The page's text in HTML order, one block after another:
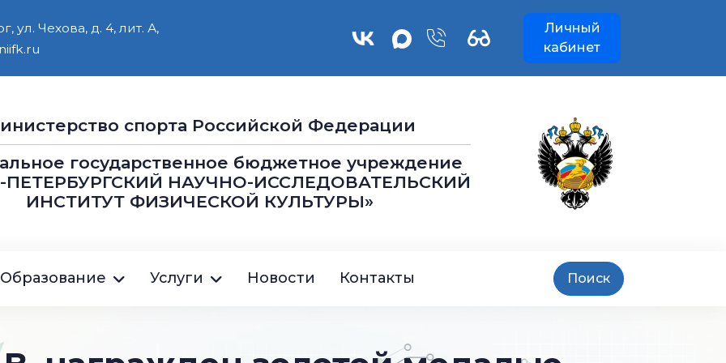
ул. Чехова, д. 4, лит. А,
Личный
кабинет
cпорта Российской Федерации
государственное бюджетное учреждение
ПЕТЕРБУРГСКИЙ НАУЧНО-ИССЛЕДОВАТЕЛЬСКИЙ
ИНСТИТУТ ФИЗИЧЕСКОЙ КУЛЬТУРЫ»
Образование Услуги Новости Контакты Поиск